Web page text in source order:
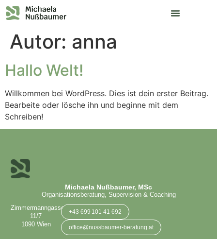
Autor: anna
Hallo Welt!
Willkommen bei WordPress. Dies ist dein erster Beitrag.
Bearbeite oder lösche ihn und beginne mit dem
Schreiben!
Michaela Nußbaumer, MSc
Organisationsberatung, Supervision & Coaching
Zimmermanngasse
11/7
1090 Wien
+43 699 101 41 692
office@nussbaumer-beratung.at